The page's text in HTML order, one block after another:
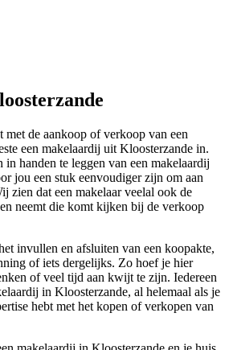
met de aankoop of verkoop van een
een makelaardij uit Kloosterzande in.
handen te leggen van een makelaardij
jou een stuk eenvoudiger zijn om aan
zien dat een makelaar veelal ook de
neemt die komt kijken bij de verkoop
invullen en afsluiten van een koopakte,
of iets dergelijks. Zo hoef je hier
of veel tijd aan kwijt te zijn. Iedereen
in Kloosterzande, al helemaal als je
hebt met het kopen of verkopen van